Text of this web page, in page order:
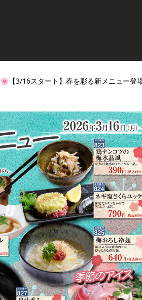
🌸【3/16スタート】春を彩る新メニュー登